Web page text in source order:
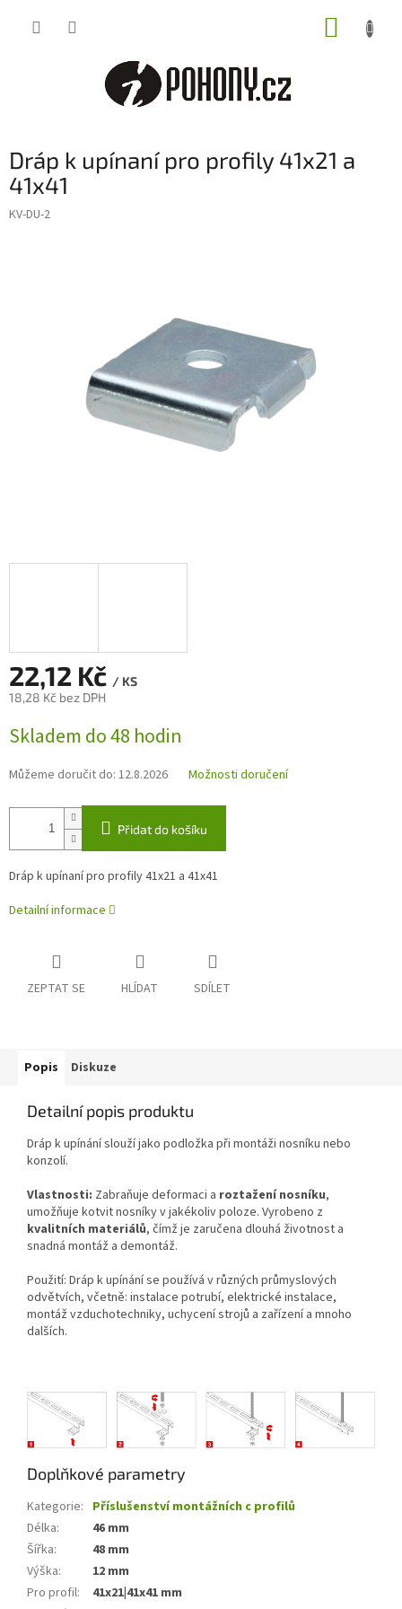
Dráp k upínaní pro profily 41x21 a
41x41
KV-DU-2
22,12 Kč / KS
18,28 Kč bez DPH
cena:
Skladem do 48 hodin
Můžeme doručit do: 12.8.2026 Možnosti doručení
Přidat do košíku
Dráp k upínaní pro profily 41x21 a 41x41
Detailní informace
ZEPTAT SE HLÍDAT SDÍLET
Popis Diskuze
Detailní popis produktu
Dráp k upínání slouží jako podložka při montáži nosníku nebo
konzolí.
Vlastnosti: Zabraňuje deformaci a roztažení nosníku,
umožňuje kotvit nosníky v jakékoliv poloze. Vyrobeno z
kvalitních materiálů, čímž je zaručena dlouhá životnost a
snadná montáž a demontáž.
Použití: Dráp k upínání se používá v různých průmyslových
odvětvích, včetně: instalace potrubí, elektrické instalace,
montáž vzduchotechniky, uchycení strojů a zařízení a mnoho
dalších.
Doplňkové parametry
Kategorie: Příslušenství montážních c profilů
Délka:
46 mm
Šířka:
48 mm
Výška:
12 mm
Pro profil:
41x21|41x41 mm